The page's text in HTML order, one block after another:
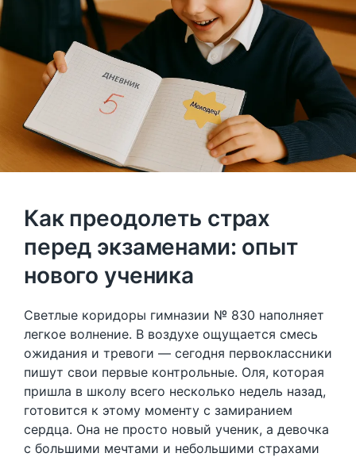
Как преодолеть страх
перед экзаменами: опыт
нового ученика
Светлые коридоры гимназии № 830 наполняет
легкое волнение. В воздухе ощущается смесь
ожидания и тревоги — сегодня первоклассники
пишут свои первые контрольные. Оля, которая
пришла в школу всего несколько недель назад,
готовится к этому моменту с замиранием
сердца. Она не просто новый ученик, а девочка
с большими мечтами и небольшими страхами